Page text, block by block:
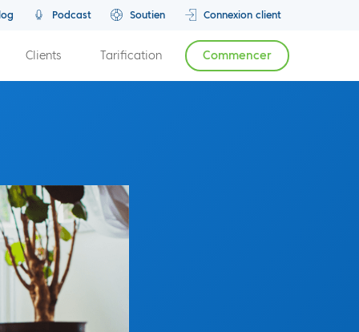
Podcast Soutien Connexion client
Clients Tarification Commencer
Épisode précédent Prochain épisode